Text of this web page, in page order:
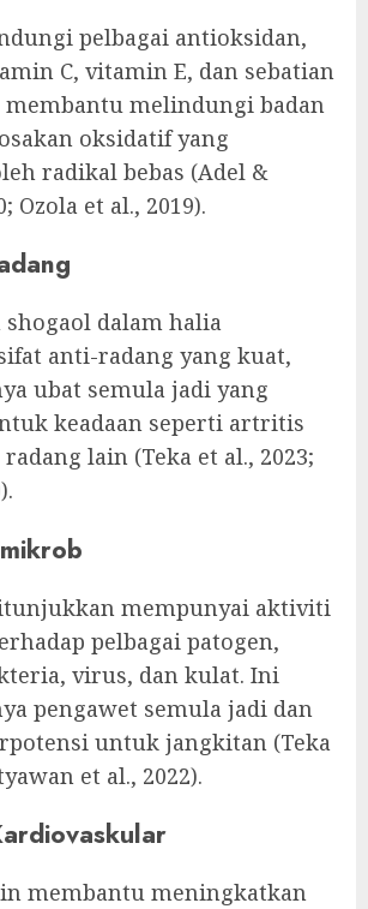
pelbagai antioksidan,
C, vitamin E, dan sebatian
melindungi badan
oksidatif yang
radikal bebas (Adel &
Ozola et al., 2019).
dalam halia
anti-radang yang kuat,
ubat semula jadi yang
keadaan seperti artritis
lain (Teka et al., 2023;
mempunyai aktiviti
pelbagai patogen,
virus, dan kulat. Ini
pengawet semula jadi dan
untuk jangkitan (Teka
et al., 2022).
membantu meningkatkan